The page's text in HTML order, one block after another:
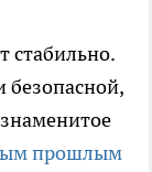
стабильно.
безопасной,
прошлым